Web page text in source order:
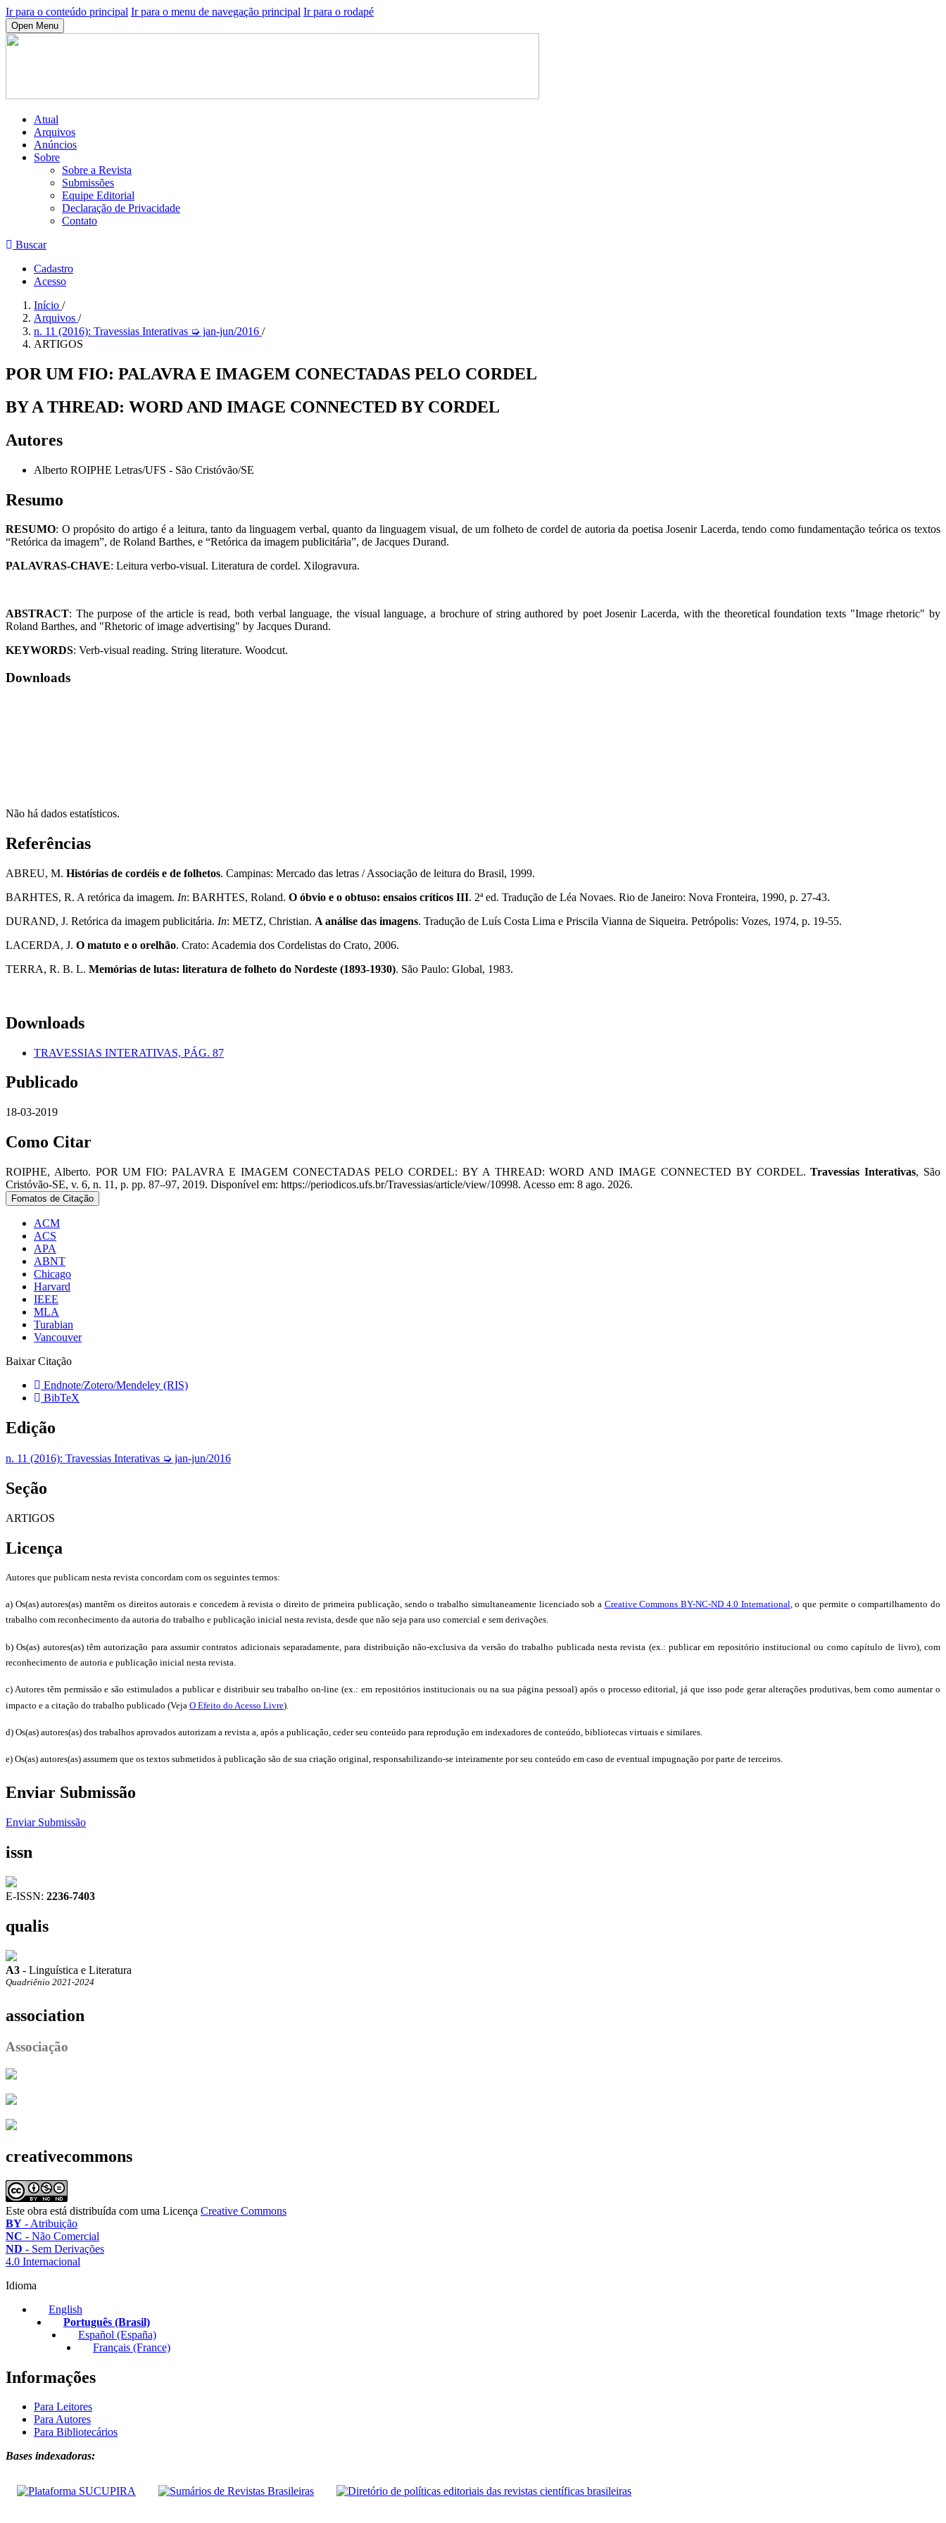
Ir para o conteúdo principal Ir para o menu de navegação principal Ir para o rodapé
Open Menu
Atual
Arquivos
Anúncios
Sobre
Sobre a Revista
Submissões
Equipe Editorial
Declaração de Privacidade
Contato
Buscar
Cadastro
Acesso
Início /
Arquivos /
n. 11 (2016): Travessias Interativas ➭ jan-jun/2016 /
ARTIGOS
POR UM FIO: PALAVRA E IMAGEM CONECTADAS PELO CORDEL
BY A THREAD: WORD AND IMAGE CONNECTED BY CORDEL
Autores
Alberto ROIPHE Letras/UFS - São Cristóvão/SE
Resumo
RESUMO: O propósito do artigo é a leitura, tanto da linguagem verbal, quanto da linguagem visual, de um folheto de cordel de autoria da poetisa Josenir Lacerda, tendo como fundamentação teórica os textos
“Retórica da imagem”, de Roland Barthes, e “Retórica da imagem publicitária”, de Jacques Durand.
PALAVRAS-CHAVE: Leitura verbo-visual. Literatura de cordel. Xilogravura.
ABSTRACT: The purpose of the article is read, both verbal language, the visual language, a brochure of string authored by poet Josenir Lacerda, with the theoretical foundation texts "Image rhetoric" by
Roland Barthes, and "Rhetoric of image advertising" by Jacques Durand.
KEYWORDS: Verb-visual reading. String literature. Woodcut.
Downloads
Não há dados estatísticos.
Referências
ABREU, M. Histórias de cordéis e de folhetos. Campinas: Mercado das letras / Associação de leitura do Brasil, 1999.
BARHTES, R. A retórica da imagem. In: BARHTES, Roland. O óbvio e o obtuso: ensaios críticos III. 2ª ed. Tradução de Léa Novaes. Rio de Janeiro: Nova Fronteira, 1990, p. 27-43.
DURAND, J. Retórica da imagem publicitária. In: METZ, Christian. A análise das imagens. Tradução de Luís Costa Lima e Priscila Vianna de Siqueira. Petrópolis: Vozes, 1974, p. 19-55.
LACERDA, J. O matuto e o orelhão. Crato: Academia dos Cordelistas do Crato, 2006.
TERRA, R. B. L. Memórias de lutas: literatura de folheto do Nordeste (1893-1930). São Paulo: Global, 1983.
Downloads
TRAVESSIAS INTERATIVAS, PÁG. 87
Publicado
18-03-2019
Como Citar
ROIPHE, Alberto. POR UM FIO: PALAVRA E IMAGEM CONECTADAS PELO CORDEL: BY A THREAD: WORD AND IMAGE CONNECTED BY CORDEL.Travessias Interativas, São
Cristóvão-SE, v. 6, n. 11, p. pp. 87–97, 2019. Disponível em: https://periodicos.ufs.br/Travessias/article/view/10998. Acesso em: 8 ago. 2026.
Fomatos de Citação
ACM
ACS
APA
ABNT
Chicago
Harvard
IEEE
MLA
Turabian
Vancouver
Baixar Citação
Endnote/Zotero/Mendeley (RIS)
BibTeX
Edição
n. 11 (2016): Travessias Interativas ➭ jan-jun/2016
Seção
ARTIGOS
Licença
Autores que publicam nesta revista concordam com os seguintes termos:
a) Os(as) autores(as) mantêm os direitos autorais e concedem à revista o direito de primeira publicação, sendo o trabalho simultaneamente licenciado sob a Creative Commons BY-NC-ND 4.0 International , o que permite o compartilhamento do
trabalho com reconhecimento da autoria do trabalho e publicação inicial nesta revista, desde que não seja para uso comercial e sem derivações.
b) Os(as) autores(as) têm autorização para assumir contratos adicionais separadamente, para distribuição não-exclusiva da versão do trabalho publicada nesta revista (ex.: publicar em repositório institucional ou como capítulo de livro), com
reconhecimento de autoria e publicação inicial nesta revista.
c) Autores têm permissão e são estimulados a publicar e distribuir seu trabalho on-line (ex.: em repositórios institucionais ou na sua página pessoal) após o processo editorial, já que isso pode gerar alterações produtivas, bem como aumentar o
impacto e a citação do trabalho publicado (Veja O Efeito do Acesso Livre).
d) Os(as) autores(as) dos trabalhos aprovados autorizam a revista a, após a publicação, ceder seu conteúdo para reprodução em indexadores de conteúdo, bibliotecas virtuais e similares.
e) Os(as) autores(as) assumem que os textos submetidos à publicação são de sua criação original, responsabilizando-se inteiramente por seu conteúdo em caso de eventual impugnação por parte de terceiros.
Enviar Submissão
Enviar Submissão
issn
E-ISSN: 2236-7403
qualis
A3 - Linguística e Literatura
Quadriênio 2021-2024
association
Associação
creativecommons
Este obra está distribuída com uma Licença Creative Commons
BY - Atribuição
NC - Não Comercial
ND - Sem Derivações
4.0 Internacional
Idioma
English
Português (Brasil)
Español (España)
Français (France)
Informações
Para Leitores
Para Autores
Para Bibliotecários
Bases indexadoras: